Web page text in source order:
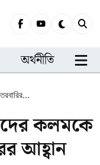
অর্থনীতি
কলমকে
আহ্বান